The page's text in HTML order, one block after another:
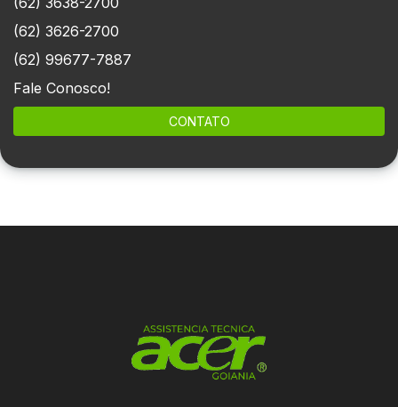
(62) 3626-2700
(62) 99677-7887
Fale Conosco!
CONTATO